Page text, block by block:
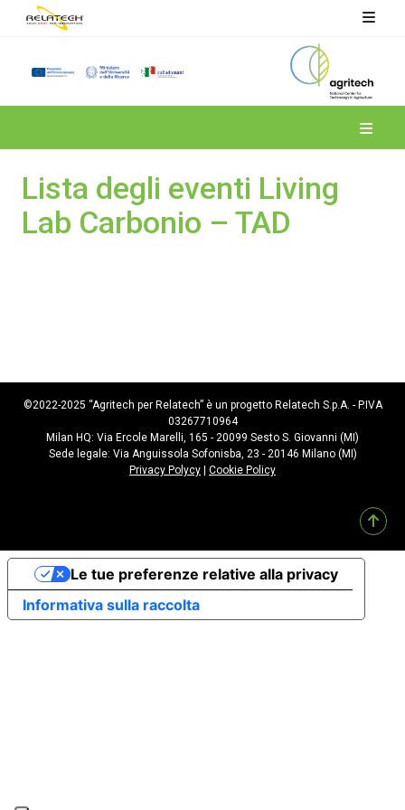
Lista degli eventi Living
Lab Carbonio – TAD
©2022-2025 “Agritech per Relatech” è un progetto Relatech S.p.A. - P.IVA
03267710964
Milan HQ: Via Ercole Marelli, 165 - 20099 Sesto S. Giovanni (MI)
Sede legale: Via Anguissola Sofonisba, 23 - 20146 Milano (MI)
Privacy Polycy
Cookie Policy
Informativa sulla raccolta
Le tue preferenze relative alla privacy